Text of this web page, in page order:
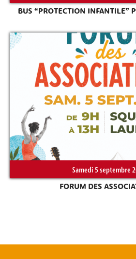
BUS “PROTECTION INFANTILE”
Samedi 5 septembre
FORUM DES